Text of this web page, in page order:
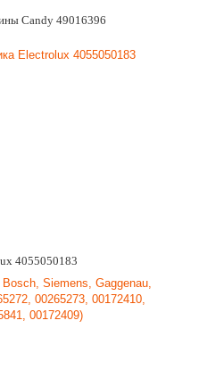
Candy 49016396
4055050183